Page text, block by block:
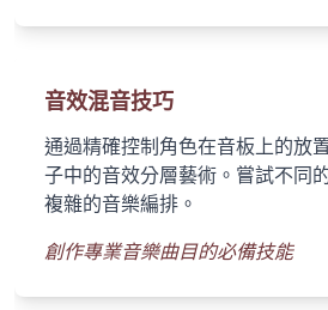
音效混音技巧
通過精確控制角色在音板上的放
子中的音效分層藝術。嘗試不同
複雜的音樂編排。
創作專業音樂曲目的必備技能